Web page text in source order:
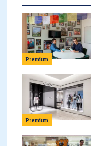
Premium
Premium